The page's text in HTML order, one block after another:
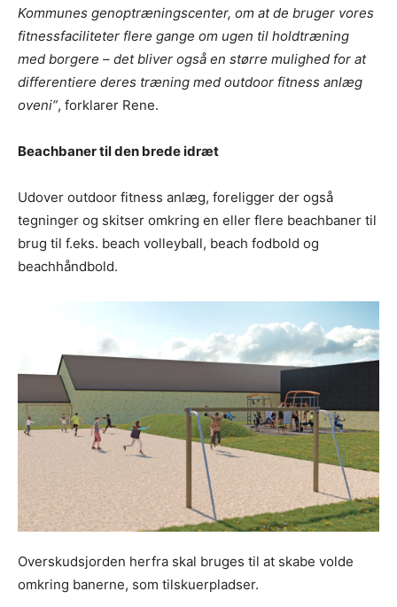
Kommunes genoptræningscenter, om at de bruger vores
fitnessfaciliteter flere gange om ugen til holdtræning
med borgere – det bliver også en større mulighed for at
differentiere deres træning med outdoor fitness anlæg
oveni”, forklarer Rene.
Beachbaner til den brede idræt
Udover outdoor fitness anlæg, foreligger der også
tegninger og skitser omkring en eller flere beachbaner til
brug til f.eks. beach volleyball, beach fodbold og
beachhåndbold.
Overskudsjorden herfra skal bruges til at skabe volde
omkring banerne, som tilskuerpladser.